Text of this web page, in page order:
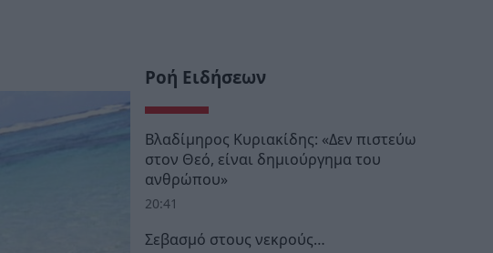
Ροή Ειδήσεων
Βλαδίμηρος Κυριακίδης: «Δεν πιστεύω
στον Θεό, είναι δημιούργημα του
ανθρώπου»
20:41
Σεβασμό στους νεκρούς…